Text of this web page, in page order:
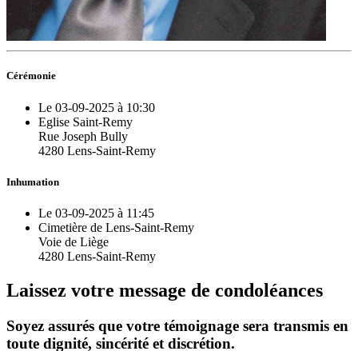
Cérémonie
Le 03-09-2025 à 10:30
Eglise Saint-Remy
Rue Joseph Bully
4280 Lens-Saint-Remy
Inhumation
Le 03-09-2025 à 11:45
Cimetière de Lens-Saint-Remy
Voie de Liège
4280 Lens-Saint-Remy
Laissez votre message de condoléances
Soyez assurés que votre témoignage sera transmis en
toute dignité, sincérité et discrétion.